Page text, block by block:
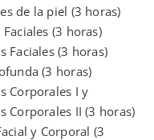
de la piel (3 horas)
(3 horas)
Faciales (3 horas)
(3 horas)
Corporales I y
Corporales II (3 horas)
y Corporal (3